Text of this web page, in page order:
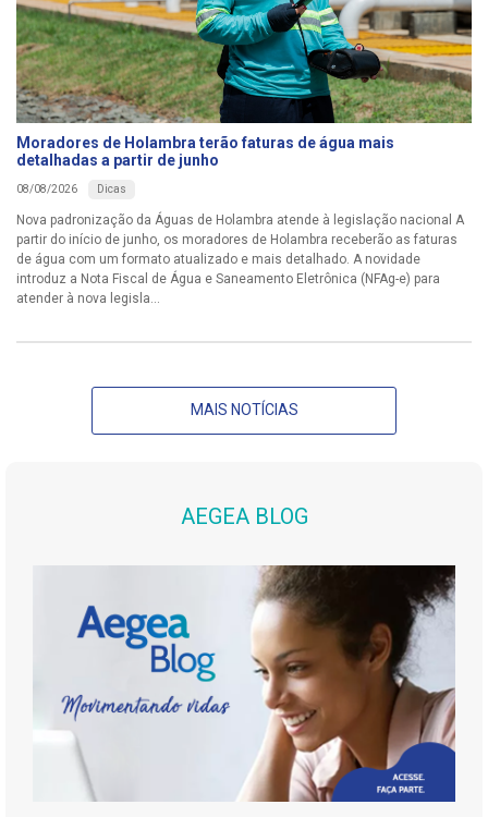
Moradores de Holambra terão faturas de água mais
detalhadas a partir de junho
08/08/2026 Dicas
Nova padronização da Águas de Holambra atende à legislação nacional A
partir do início de junho, os moradores de Holambra receberão as faturas
de água com um formato atualizado e mais detalhado. A novidade
introduz a Nota Fiscal de Água e Saneamento Eletrônica (NFAg-e) para
atender à nova legisla...
MAIS NOTÍCIAS
AEGEA BLOG